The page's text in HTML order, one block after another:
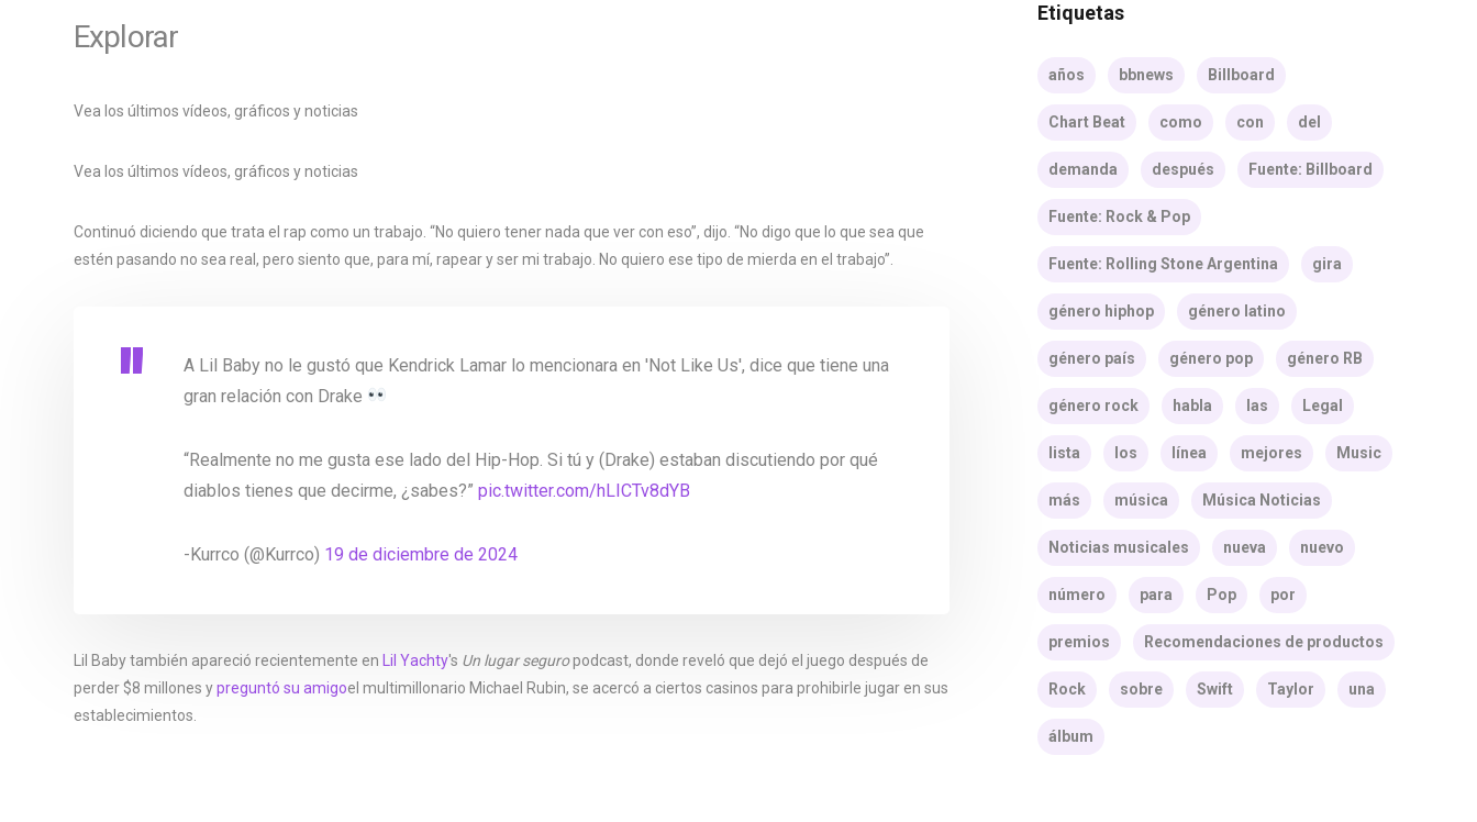
Explorar
Vea los últimos vídeos, gráficos y noticias
Vea los últimos vídeos, gráficos y noticias
Continuó diciendo que trata el rap como un trabajo. “No quiero tener nada que ver con eso”, dijo. “No digo que lo que sea que
estén pasando no sea real, pero siento que, para mí, rapear y ser mi trabajo. No quiero ese tipo de mierda en el trabajo”.
A Lil Baby no le gustó que Kendrick Lamar lo mencionara en 'Not Like Us', dice que tiene una
gran relación con Drake
“Realmente no me gusta ese lado del Hip-Hop. Si tú y (Drake) estaban discutiendo por qué
diablos tienes que decirme, ¿sabes?” pic.twitter.com/hLICTv8dYB
-Kurrco (@Kurrco) 19 de diciembre de 2024
Lil Baby también apareció recientemente en Lil Yachty's Un lugar seguropodcast, donde reveló que dejó el juego después de
perder $8 millones ypreguntó su amigoel multimillonario Michael Rubin, se acercó a ciertos casinos para prohibirle jugar en sus
establecimientos.
Etiquetas
años bbnews Billboard
Chart Beat como con del
demanda después Fuente: Billboard
Fuente: Rock & Pop
Fuente: Rolling Stone Argentina gira
género hiphop género latino
género país género pop género RB
género rock habla las Legal
lista los línea mejores Music
más música Música Noticias
Noticias musicales nueva nuevo
número para Pop por
premios Recomendaciones de productos
Rock sobre Swift Taylor una
álbum